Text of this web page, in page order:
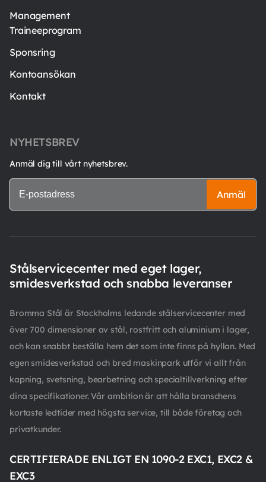
Management
Traineeprogram
Sponsring
Kontoansökan
Kontakt
NYHETSBREV
Anmäl dig till vårt nyhetsbrev.
Anmäl
Stålservicecenter med eget lager,
smidesverkstad och snabba leveranser
Bromma Stål är Stockholms ledande stålservicecenter med
över 700 dimensioner av stål, rostfritt och aluminium i lager,
och kan snabbt beställa hem det som inte finns på hyllan. Med
egen smidesverkstad och bred maskinpark utför vi allt från
kapning, svetsning, bearbetning och specialtillverkning efter
dina specifikationer. Vår ambition är att hålla branschens
kortaste ledtider med högsta service, till både företag och
privatkunder.
CERTIFIERADE ENLIGT EN 1090-2 EXC1, EXC2 &
EXC3